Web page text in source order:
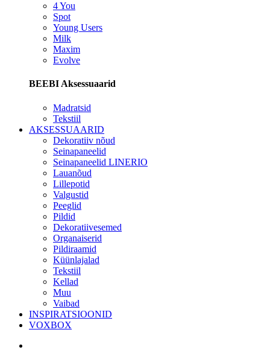
4 You
Spot
Young Users
Milk
Maxim
Evolve
BEEBI Aksessuaarid
Madratsid
Tekstiil
AKSESSUAARID
Dekoratiiv nõud
Seinapaneelid
Seinapaneelid LINERIO
Lauanõud
Lillepotid
Valgustid
Peeglid
Pildid
Dekoratiivesemed
Organaiserid
Pildiraamid
Küünlajalad
Tekstiil
Kellad
Muu
Vaibad
INSPIRATSIOONID
VOXBOX